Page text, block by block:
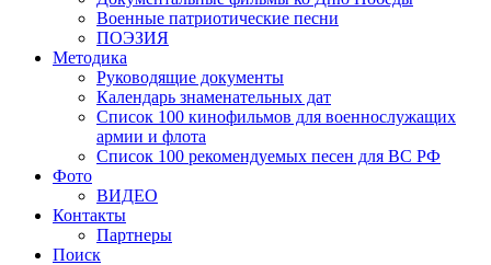
Военные патриотические песни
ПОЭЗИЯ
Методика
Руководящие документы
Календарь знаменательных дат
Список 100 кинофильмов для военнослужащих
армии и флота
Список 100 рекомендуемых песен для ВС РФ
Фото
ВИДЕО
Контакты
Партнеры
Поиск